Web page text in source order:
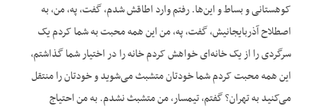
کوهستانی و بساط و این‌ها. رفتم وارد اطاقش شدم، گفت، په، من، به
اصطلاح آذربایجانیش، گفت، په، من این همه محبت به شما کردم یک
سرگردی را از یک خانه‌ای خواهش کردم خانه را در اختیار شما گذاشتم،
این همه محبت کردم شما خودتان متشبث می‌شوید و خودتان را منتقل
می‌کنید به تهران؟ گفتم، تیمسار، من متشبث نشدم. به من احتیاج